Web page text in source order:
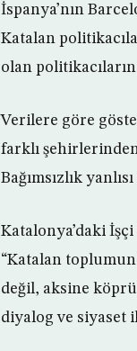
İspanya’nın
Katalan
olan politikacıların
Verilere göre
farklı
Bağımsızlık
Katalonya’daki
“Katalan
değil, aksine
diyalog ve siyaset